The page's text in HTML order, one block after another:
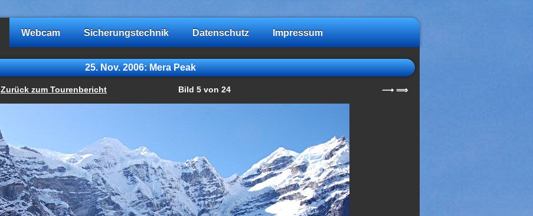
Webcam Sicherungstechnik Datenschutz Impressum
25. Nov. 2006: Mera Peak
Zurück zum Tourenbericht Bild 5 von 24 ⟶ ⟹